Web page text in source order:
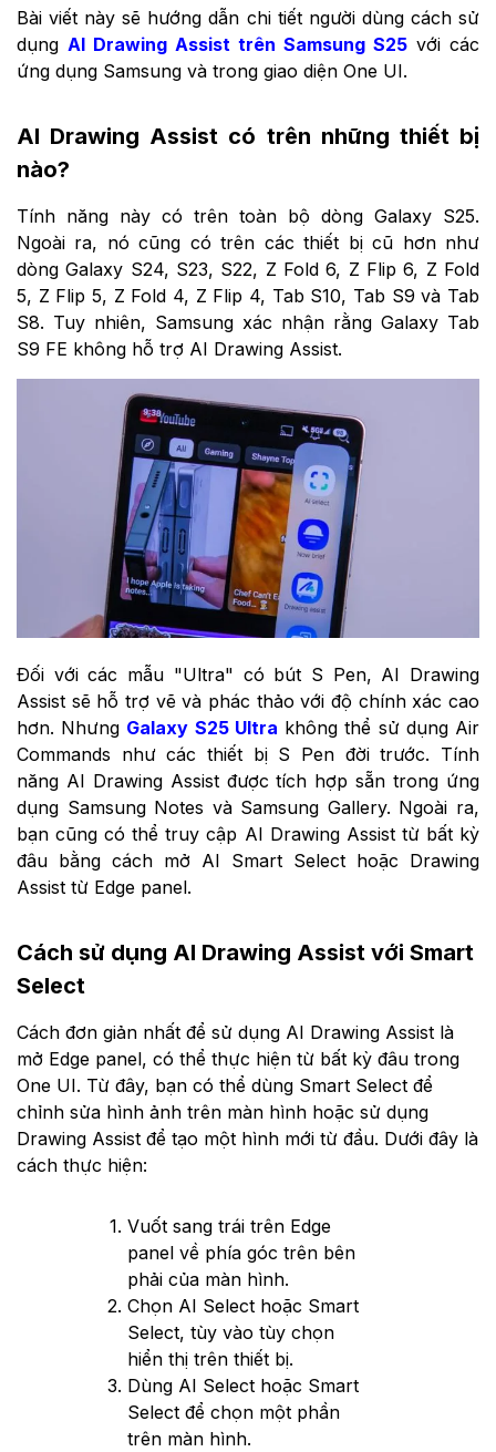
Bài viết này sẽ hướng dẫn chi tiết người dùng cách sử
dụng AI Drawing Assist trên Samsung S25 với các
ứng dụng Samsung và trong giao diện One UI.
AI Drawing Assist có trên những thiết bị
nào?
Tính năng này có trên toàn bộ dòng Galaxy S25.
Ngoài ra, nó cũng có trên các thiết bị cũ hơn như
dòng Galaxy S24, S23, S22, Z Fold 6, Z Flip 6, Z Fold
5, Z Flip 5, Z Fold 4, Z Flip 4, Tab S10, Tab S9 và Tab
S8. Tuy nhiên, Samsung xác nhận rằng Galaxy Tab
S9 FE không hỗ trợ AI Drawing Assist.
Đối với các mẫu "Ultra" có bút S Pen, AI Drawing
Assist sẽ hỗ trợ vẽ và phác thảo với độ chính xác cao
hơn. Nhưng Galaxy S25 Ultra không thể sử dụng Air
Commands như các thiết bị S Pen đời trước. Tính
năng AI Drawing Assist được tích hợp sẵn trong ứng
dụng Samsung Notes và Samsung Gallery. Ngoài ra,
bạn cũng có thể truy cập AI Drawing Assist từ bất kỳ
đâu bằng cách mở AI Smart Select hoặc Drawing
Assist từ Edge panel.
Cách sử dụng AI Drawing Assist với Smart
Select
Cách đơn giản nhất để sử dụng AI Drawing Assist là
mở Edge panel, có thể thực hiện từ bất kỳ đâu trong
One UI. Từ đây, bạn có thể dùng Smart Select để
chỉnh sửa hình ảnh trên màn hình hoặc sử dụng
Drawing Assist để tạo một hình mới từ đầu. Dưới đây là
cách thực hiện:
Vuốt sang trái trên Edge
panel về phía góc trên bên
phải của màn hình.
Chọn AI Select hoặc Smart
Select, tùy vào tùy chọn
hiển thị trên thiết bị.
Dùng AI Select hoặc Smart
Select để chọn một phần
trên màn hình.